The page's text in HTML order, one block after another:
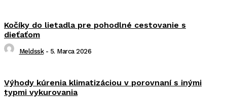
Kočíky do lietadla pre pohodlné cestovanie s
dieťaťom
Meldssk - 5. Marca 2026
Výhody kúrenia klimatizáciou v porovnaní s inými
typmi vykurovania